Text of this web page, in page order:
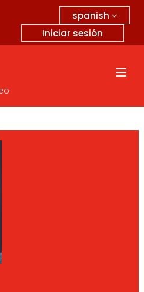
spanish
Iniciar sesión